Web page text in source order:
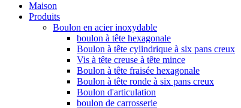
Maison
Produits
Boulon en acier inoxydable
boulon à tête hexagonale
Boulon à tête cylindrique à six pans creux
Vis à tête creuse à tête mince
Boulon à tête fraisée hexagonale
Boulon à tête ronde à six pans creux
Boulon d'articulation
boulon de carrosserie